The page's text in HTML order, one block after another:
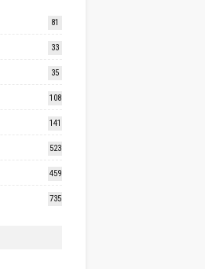
81
33
35
108
141
523
459
735